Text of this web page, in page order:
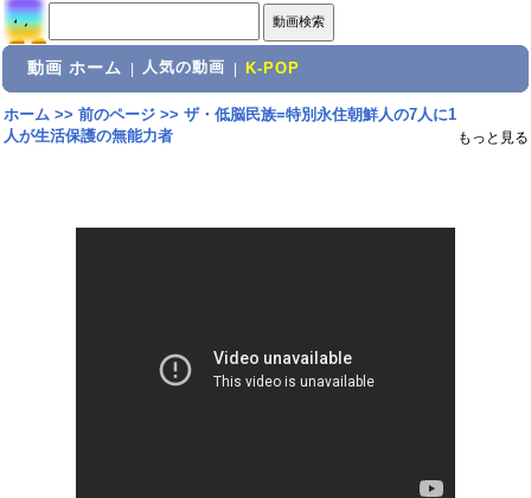
動画 ホーム 人気の動画 K-POP
ホーム>> 前のページ>> ザ・低脳民族=特別永住朝鮮人の7人に1
人が生活保護の無能力者
もっと見る